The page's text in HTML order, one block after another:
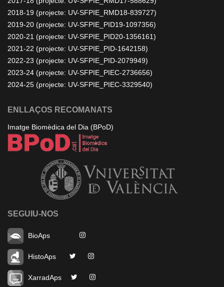
2018-19 (projecte: UV-SFPIE_RMD18-839727)
2019-20 (projecte: UV-SFPIE_PID19-1097356)
2020-21 (projecte: UV-SFPIE_PID20-1356161)
2021-22 (projecte: UV-SFPIE_PID-1642158)
2022-23 (projecte: UV-SFPIE_PID-2079949)
2023-24 (projecte: UV-SFPIE_PIEC-2736656)
2024-25 (projecte: UV-SFPIE_PIEC-3329540)
ENLLAÇOS RECOMANATS
Imatge Biomèdica del Dia (BPoD)
SEGUIU-NOS
BioAps
HistoAps
XarradAps